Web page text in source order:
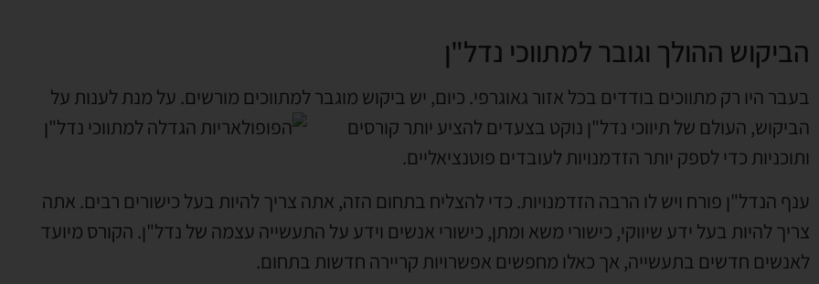
הביקוש ההולך וגובר למתווכי נדל"ן
בעבר היו רק מתווכים בודדים בכל אזור גאוגרפי. כיום, יש ביקוש מוגבר למתווכים מורשים. על מנת לענות על
הביקוש, העולם של תיווכי נדל"ן נוקט בצעדים להציע יותר קורסים
ותוכניות כדי לספק יותר הזדמנויות לעובדים פוטנציאליים.
ענף הנדל"ן פורח ויש לו הרבה הזדמנויות. כדי להצליח בתחום הזה, אתה צריך להיות בעל כישורים רבים. אתה
צריך להיות בעל ידע שיווקי, כישורי משא ומתן, כישורי אנשים וידע על התעשייה עצמה של נדל"ן. הקורס מיועד
לאנשים חדשים בתעשייה, אך כאלו מחפשים אפשרויות קריירה חדשות בתחום.